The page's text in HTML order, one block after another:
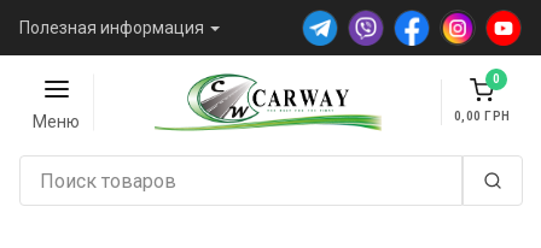
Полезная информация
Меню
0
0,00